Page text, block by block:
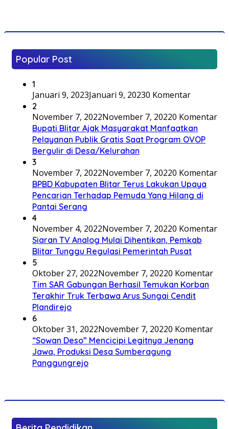
Popular Post
1
Januari 9, 2023Januari 9, 20230 Komentar
2
November 7, 2022November 7, 20220 Komentar
Bupati Blitar Ajak Masyarakat Manfaatkan
Pelayanan Publik Gratis Saat Program OVOP
Bergulir di Desa/Kelurahan
3
November 7, 2022November 7, 20220 Komentar
BPBD Kabupaten Blitar Terus Lakukan Upaya
Pencarian Terhadap Pemuda Yang Hilang di
Pantai Serang
4
November 4, 2022November 7, 20220 Komentar
Siaran TV Analog Mulai Dihentikan, Pemkab
Blitar Tunggu Regulasi Pemerintah Pusat
5
Oktober 27, 2022November 7, 20220 Komentar
Tim SAR Gabungan Berhasil Temukan Korban
Terakhir Truk Terbawa Arus Sungai Cendit
Plandirejo
6
Oktober 31, 2022November 7, 20220 Komentar
“Sowan Deso” Mencicipi Legitnya Jenang
Jawa, Produksi Desa Sumberagung
Panggungrejo